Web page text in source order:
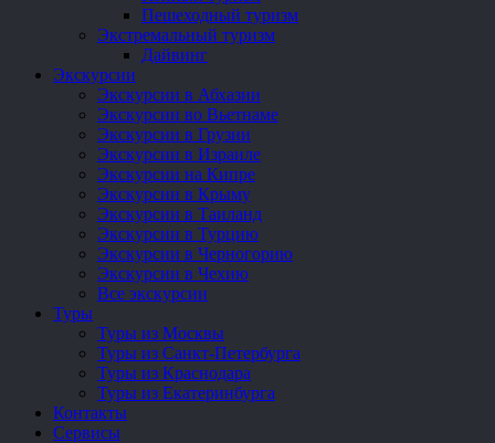
Пешеходный туризм
Экстремальный туризм
Дайвинг
Экскурсии
Экскурсии в Абхазии
Экскурсии во Вьетнаме
Экскурсии в Грузии
Экскурсии в Израиле
Экскурсии на Кипре
Экскурсии в Крыму
Экскурсии в Таиланд
Экскурсии в Турцию
Экскурсии в Черногорию
Экскурсии в Чехию
Все экскурсии
Туры
Туры из Москвы
Туры из Санкт-Петербурга
Туры из Краснодара
Туры из Екатеринбурга
Контакты
Сервисы